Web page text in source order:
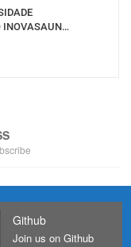
INOVASAUN…
Github
Join us on Github